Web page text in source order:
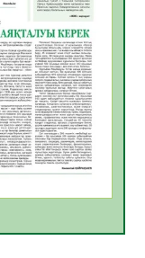
29
аясында
жобасы
29
өтті